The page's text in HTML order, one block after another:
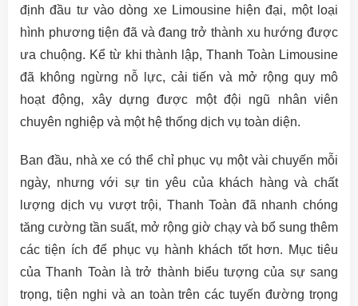
định đầu tư vào dòng xe Limousine hiện đại, một loại
hình phương tiện đã và đang trở thành xu hướng được
ưa chuộng. Kể từ khi thành lập, Thanh Toàn Limousine
đã không ngừng nỗ lực, cải tiến và mở rộng quy mô
hoạt động, xây dựng được một đội ngũ nhân viên
chuyên nghiệp và một hệ thống dịch vụ toàn diện.
Ban đầu, nhà xe có thể chỉ phục vụ một vài chuyến mỗi
ngày, nhưng với sự tin yêu của khách hàng và chất
lượng dịch vụ vượt trội, Thanh Toàn đã nhanh chóng
tăng cường tần suất, mở rộng giờ chạy và bổ sung thêm
các tiện ích để phục vụ hành khách tốt hơn. Mục tiêu
của Thanh Toàn là trở thành biểu tượng của sự sang
trọng, tiện nghi và an toàn trên các tuyến đường trọng